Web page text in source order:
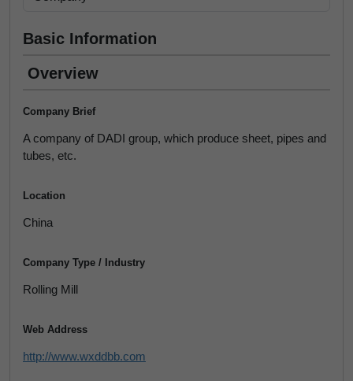
Basic Information
Overview
Company Brief
A company of DADI group, which produce sheet, pipes and
tubes, etc.
Location
China
Company Type / Industry
Rolling Mill
Web Address
http://www.wxddbb.com